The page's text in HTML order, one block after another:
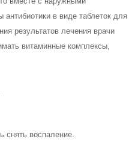
в виде таблеток для
результатов лечения врачи
витаминные комплексы,
снять воспаление.